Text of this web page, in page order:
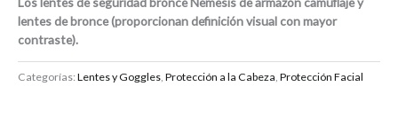
lentes de bronce (proporcionan definición visual con mayor
contraste).
Categorías:Lentes y Goggles Protección a la Cabeza Protección Facial